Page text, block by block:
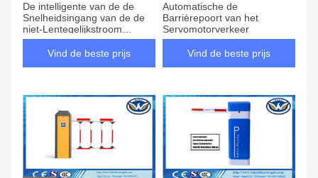
De intelligente van de de
Snelheidsingang van de de
niet-Lentegelijkstroom
Brushless Motor Snelle Poort
van de de Uitgangsbarrière
Vind de beste prijs
Automatische de
Barrièrepoort van het
Servomotorverkeer
Vind de beste prijs